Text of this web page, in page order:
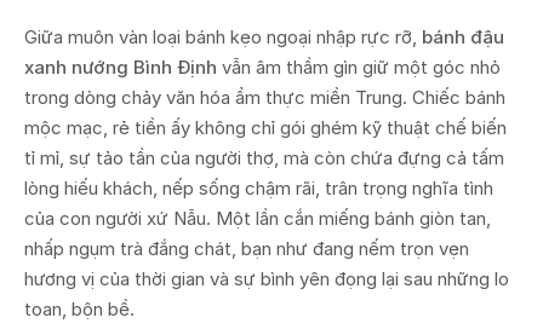
Giữa muôn vàn loại bánh kẹo ngoại nhập rực rỡ, bánh đậu
xanh nướng Bình Định vẫn âm thầm gìn giữ một góc nhỏ
trong dòng chảy văn hóa ẩm thực miền Trung. Chiếc bánh
mộc mạc, rẻ tiền ấy không chỉ gói ghém kỹ thuật chế biến
tỉ mỉ, sự tảo tần của người thợ, mà còn chứa đựng cả tấm
lòng hiếu khách, nếp sống chậm rãi, trân trọng nghĩa tình
của con người xứ Nẫu. Một lần cắn miếng bánh giòn tan,
nhấp ngụm trà đắng chát, bạn như đang nếm trọn vẹn
hương vị của thời gian và sự bình yên đọng lại sau những lo
toan, bộn bề.